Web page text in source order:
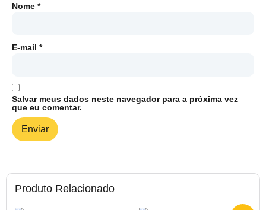
Produto Relacionado
Nome *
E-mail *
Salvar meus dados neste navegador para a próxima vez
que eu comentar.